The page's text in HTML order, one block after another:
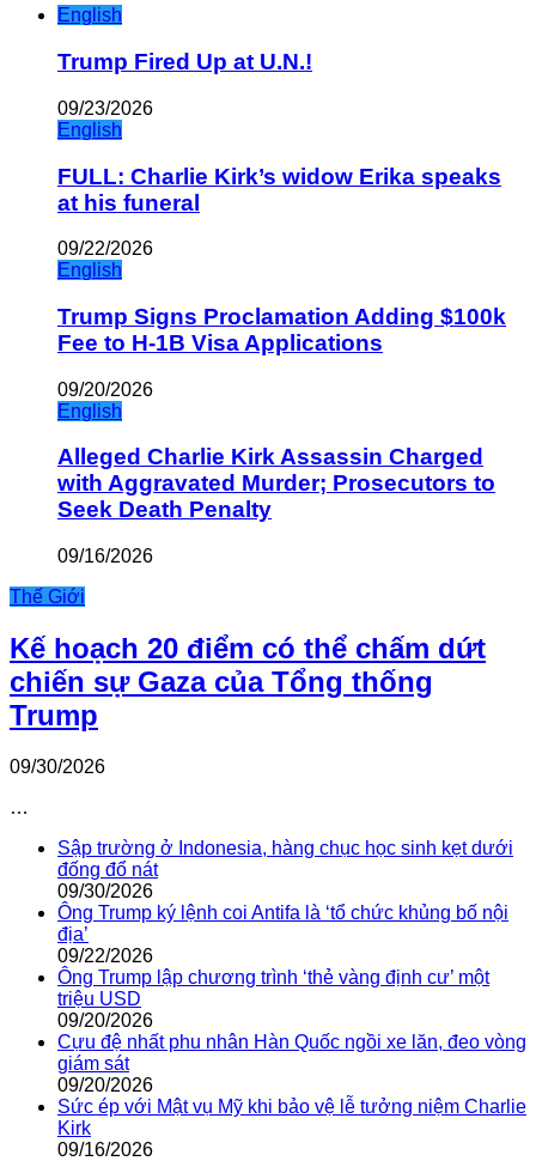
English
Trump Fired Up at U.N.!
09/23/2026
English
FULL: Charlie Kirk’s widow Erika speaks
at his funeral
09/22/2026
English
Trump Signs Proclamation Adding $100k
Fee to H-1B Visa Applications
09/20/2026
English
Alleged Charlie Kirk Assassin Charged
with Aggravated Murder; Prosecutors to
Seek Death Penalty
09/16/2026
Thế Giới
Kế hoạch 20 điểm có thể chấm dứt
chiến sự Gaza của Tổng thống
Trump
09/30/2026
…
Sập trường ở Indonesia, hàng chục học sinh kẹt dưới
đống đổ nát
09/30/2026
Ông Trump ký lệnh coi Antifa là ‘tổ chức khủng bố nội
địa’
09/22/2026
Ông Trump lập chương trình ‘thẻ vàng định cư’ một
triệu USD
09/20/2026
Cựu đệ nhất phu nhân Hàn Quốc ngồi xe lăn, đeo vòng
giám sát
09/20/2026
Sức ép với Mật vụ Mỹ khi bảo vệ lễ tưởng niệm Charlie
Kirk
09/16/2026